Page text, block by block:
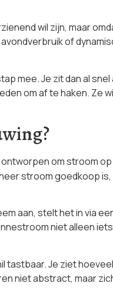
wil zijn, maar
of
mee. Je zit dan al
om af te haken. Ze
ontworpen om stroom
stroom goedkoop
aan, stelt het in via
niet alleen
tastbaar. Je ziet
niet abstract, maar